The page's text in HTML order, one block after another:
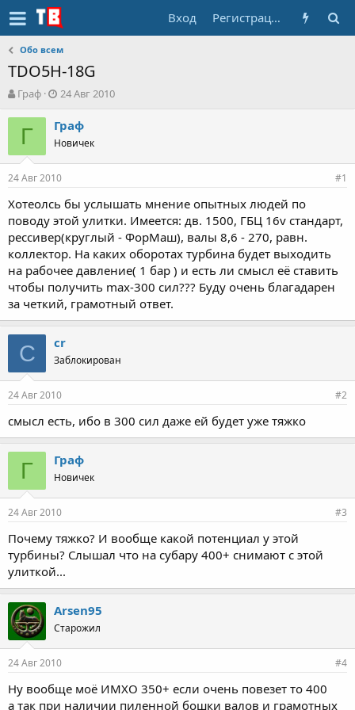
Вход Регистрация
Обо всем
TDO5H-18G
А
т
т
е
ы
Граф
Д
т
а
н
а
ч
л
а
24 Авг 2010
Г Граф
Новичек
24 Авг 2010 #1
Хотеолсь бы услышать мнение опытных людей по
поводу этой улитки. Имеется: дв. 1500, ГБЦ 16v стандарт,
рессивер(круглый - ФорМаш), валы 8,6 - 270, равн.
коллектор. На каких оборотах турбина будет выходить
на рабочее давление( 1 бар ) и есть ли смысл её ставить
чтобы получить max-300 сил??? Буду очень благадарен
за четкий, грамотный ответ.
C cr
Заблокирован
24 Авг 2010 #2
смысл есть, ибо в 300 сил даже ей будет уже тяжко
Г Граф
Новичек
24 Авг 2010 #3
Почему тяжко? И вообще какой потенциал у этой
турбины? Слышал что на субару 400+ снимают с этой
улиткой...
Arsen95
Старожил
24 Авг 2010 #4
Ну вообще моё ИМХО 350+ если очень повезет то 400
а так при наличии пиленной бошки валов и грамотных